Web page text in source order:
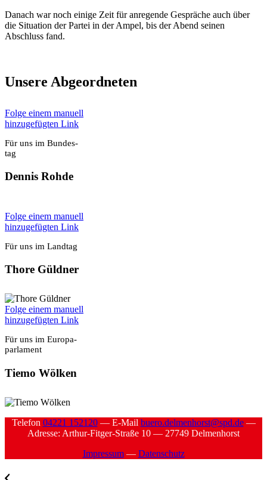
Danach war noch eini­ge Zeit für anre­gen­de Gesprä­che auch über
die Situa­ti­on der Par­tei in der Ampel, bis der Abend sei­nen
Abschluss fand.
Unse­re Abge­ord­ne­ten
Fol­ge einem manu­ell
hin­zu­ge­füg­ten Link
Für uns im Bun­des­
tag
Den­nis Roh­de
Fol­ge einem manu­ell
hin­zu­ge­füg­ten Link
Für uns im Land­tag
Tho­re Güld­ner
Fol­ge einem manu­ell
hin­zu­ge­füg­ten Link
Für uns im Euro­pa­
par­la­ment
Tie­mo Wöl­ken
Tele­fon 04221 152120— E‑Mail buero.delmenhorst@spd.de—
Adres­se: Arthur-Fit­ger-Stra­ße 10 — 27749 Del­men­horst
Impres­sum— Daten­schutz